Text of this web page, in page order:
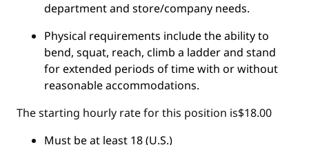
department and store/company needs.
Physical requirements include the ability to
bend, squat, reach, climb a ladder and stand
for extended periods of time with or without
reasonable accommodations.
The starting hourly rate for this position isㅤ$18.00
Must be at least 18 (U.S.)